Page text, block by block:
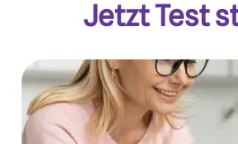
Jetzt Test